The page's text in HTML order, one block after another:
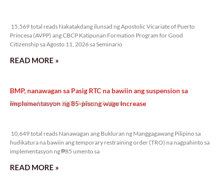
15,569 total reads Nakatakdang ilunsad ng Apostolic Vicariate of Puerto
Princesa (AVPP) ang CBCP Katipunan Formation Program for Good
Citizenship sa Agosto 11, 2026 sa Seminario
READ MORE »
BMP, nanawagan sa Pasig RTC na bawiin ang suspension sa
implementasyon ng 85-pisong wage increase
Thursday, August 6, 2026 2:18 pm 2:18 pm
10,649 total reads Nanawagan ang Bukluran ng Manggagawang Pilipino sa
hudikatura na bawiin ang temporary restraining order (TRO) na nagpahinto sa
implementasyon ng ₱85 umento sa
READ MORE »